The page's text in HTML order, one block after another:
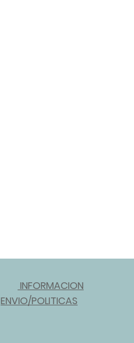
INFORMACION
ENVIO/POLITICAS